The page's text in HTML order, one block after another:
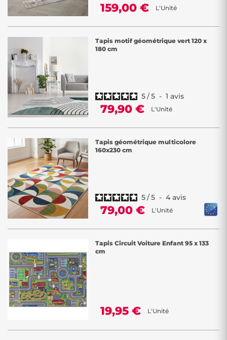
159,00 € L'Unité
Tapis motif géométrique vert 120 x
180 cm
5/5 - 1 avis
79,90 € L'Unité
Tapis géométrique multicolore
160x230 cm
5/5 - 4 avis
79,00 € L'Unité
Tapis Circuit Voiture Enfant 95 x 133
cm
19,95 € L'Unité